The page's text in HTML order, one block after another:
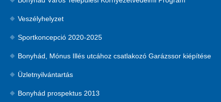
Veszélyhelyzet
Sportkoncepció 2020-2025
Bonyhád, Mónus Illés utcához csatlakozó Garázssor kiépítése
Üzletnyilvántartás
Bonyhád prospektus 2013